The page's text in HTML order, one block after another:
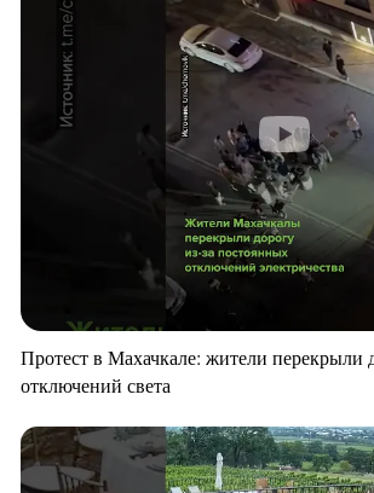
Протест в Махачкале: жители перекрыли
отключений света